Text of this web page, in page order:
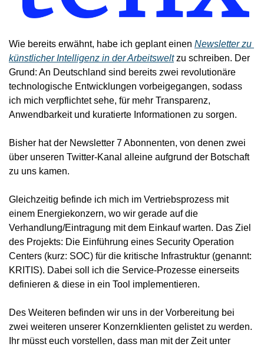
Wie bereits erwähnt, habe ich geplant einen Newsletter zu
künstlicher Intelligenz in der Arbeitswelt zu schreiben. Der
Grund: An Deutschland sind bereits zwei revolutionäre
technologische Entwicklungen vorbeigegangen, sodass
ich mich verpflichtet sehe, für mehr Transparenz,
Anwendbarkeit und kuratierte Informationen zu sorgen.
Bisher hat der Newsletter 7 Abonnenten, von denen zwei
über unseren Twitter-Kanal alleine aufgrund der Botschaft
zu uns kamen.
Gleichzeitig befinde ich mich im Vertriebsprozess mit
einem Energiekonzern, wo wir gerade auf die
Verhandlung/Eintragung mit dem Einkauf warten. Das Ziel
des Projekts: Die Einführung eines Security Operation
Centers (kurz: SOC) für die kritische Infrastruktur (genannt:
KRITIS). Dabei soll ich die Service-Prozesse einerseits
definieren & diese in ein Tool implementieren.
Des Weiteren befinden wir uns in der Vorbereitung bei
zwei weiteren unserer Konzernklienten gelistet zu werden.
Ihr müsst euch vorstellen, dass man mit der Zeit unter